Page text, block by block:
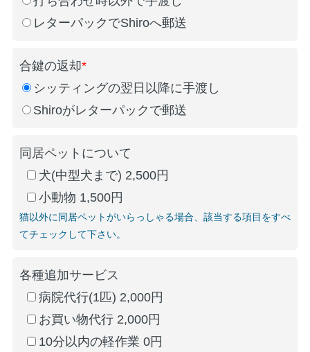
レターパックでShiroへ郵送
合鍵の返却*
シッティングの翌日以降に手渡し
Shiroがレターパックで郵送
同居ペットについて
犬(中型犬まで) 2,500円
小動物 1,500円
猫以外に同居ペットがいらっしゃる場合、該当する項目をすべ
てチェックして下さい。
各種追加サービス
病院代行(1匹) 2,000円
お買い物代行 2,000円
10分以内の軽作業 0円